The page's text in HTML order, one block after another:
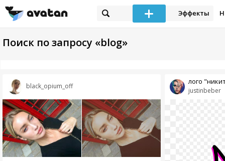
Эффекты
Поиск по запросу «blog»
black_opium_off
justinbeber
лого